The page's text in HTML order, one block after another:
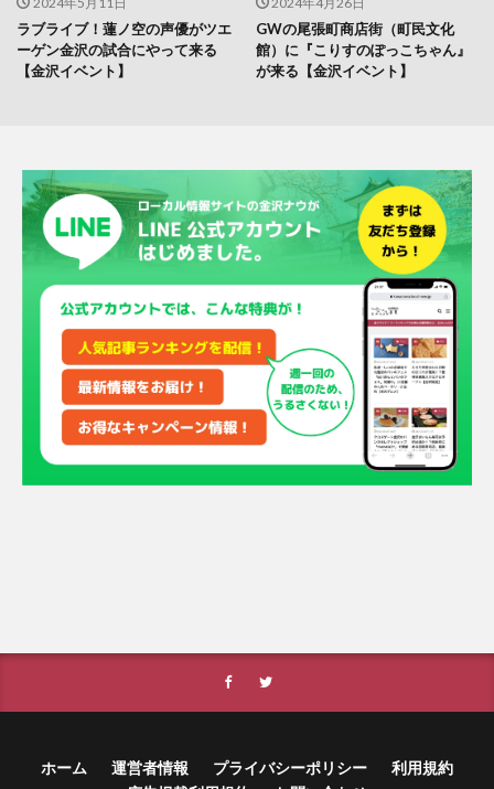
ラブライブ！蓮ノ空の声優がツエ
ーゲン金沢の試合にやって来る
【金沢イベント】
GWの尾張町商店街（町民文化
館）に『こりすのぽっこちゃん』
が来る【金沢イベント】
ホーム 運営者情報 プライバシーポリシー
利用規約